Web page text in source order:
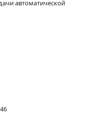
автоматической